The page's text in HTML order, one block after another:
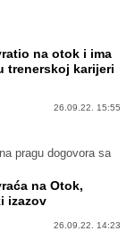
na otok i ima
trenerskoj karijeri
26.09.22. 15:55
pragu dogovora sa
na Otok,
izazov
26.09.22. 14:23